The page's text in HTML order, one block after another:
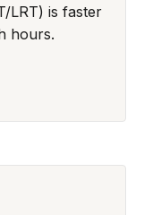
LRT) is faster
hours.